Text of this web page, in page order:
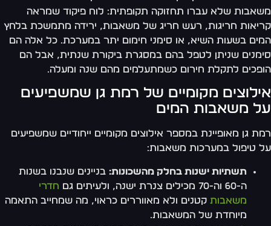
משאבות שלא עברו תחזוקה תקופתית: לוח פיקוד שמראה
קריאות חריגות, רעש חריג של משאבות, ירידה מתמשכת בלחץ
המים בשעות השיא, או סימני חימום יתר במערכת. כל אלה הם
סימנים שניתן לטפל בהם במסגרת ביקורת שנתית, אבל הם
הופכים לתקלת חירום כשמתעלמים מהם שנה ומעלה.
אילוצים מקומיים של רמת גן שמשפיעים
על משאבות המים
רמת גן מאופיינת במספר אילוצים מקומיים ייחודיים שמשפיעים
על טיפול במערכות משאבות:
תשתיות ישנות בחלק מהשכונות: בניינים שנבנו בשנות
ה-60 וה-70 מכילים צנרת ישנה, ולעיתים גם
חדרי
משאבות קטנים ולא מאווררים כראוי, מה שמחייב התאמה
מיוחדת של המשאבות.